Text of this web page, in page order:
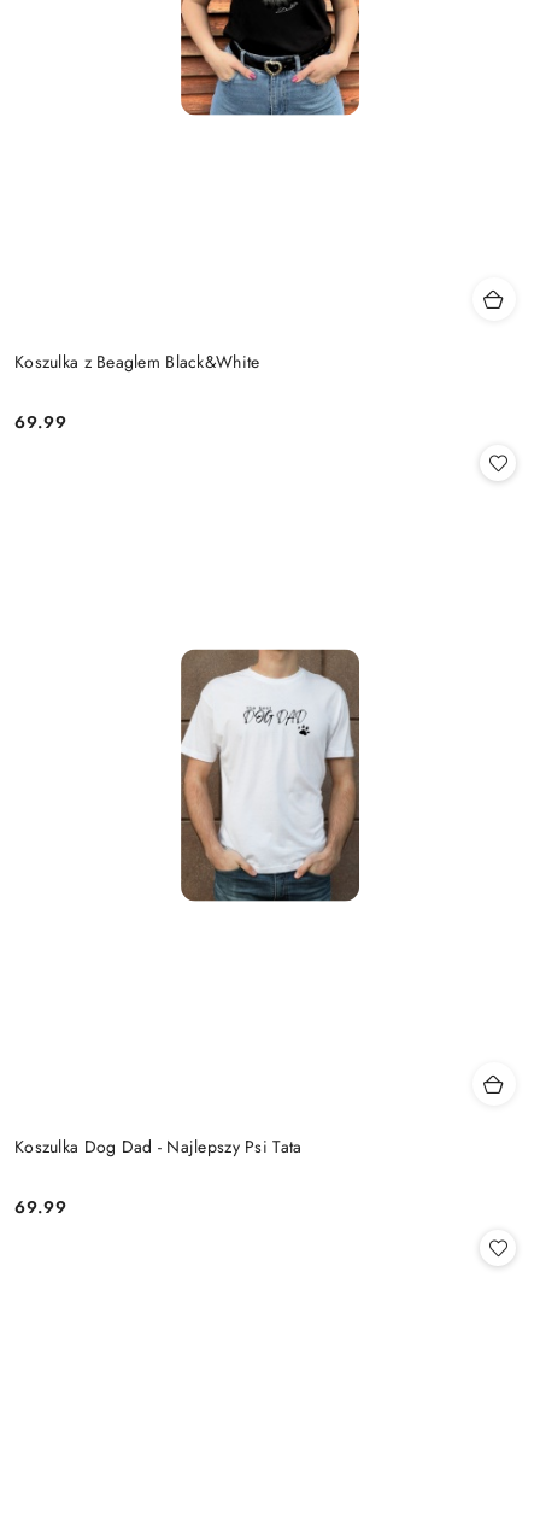
Koszulka z Beaglem Black&White
Cena:
69.99
Koszulka Dog Dad - Najlepszy Psi Tata
Cena:
69.99